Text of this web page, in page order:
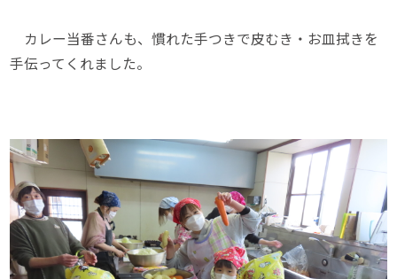
カレー当番さんも、慣れた手つきで皮むき・お皿拭きを
手伝ってくれました。